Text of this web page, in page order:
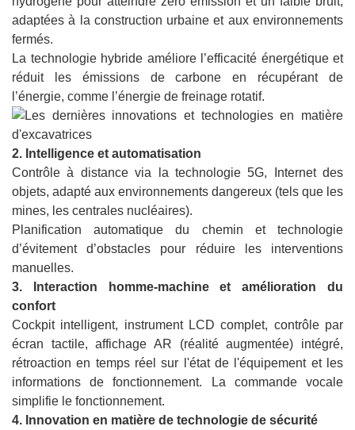
adaptées à la construction urbaine et aux environnements
fermés.
La technologie hybride améliore l’efficacité énergétique et
réduit les émissions de carbone en récupérant de
l’énergie, comme l’énergie de freinage rotatif.
2. Intelligence et automatisation
Contrôle à distance via la technologie 5G, Internet des
objets, adapté aux environnements dangereux (tels que les
mines, les centrales nucléaires).
Planification automatique du chemin et technologie
d’évitement d’obstacles pour réduire les interventions
manuelles.
3. Interaction homme-machine et amélioration du
confort
Cockpit intelligent, instrument LCD complet, contrôle par
écran tactile, affichage AR (réalité augmentée) intégré,
rétroaction en temps réel sur l'état de l'équipement et les
informations de fonctionnement. La commande vocale
simplifie le fonctionnement.
4. Innovation en matière de technologie de sécurité